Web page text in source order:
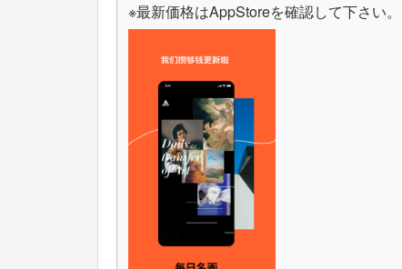
※最新価格はAppStoreを確認して下さい。